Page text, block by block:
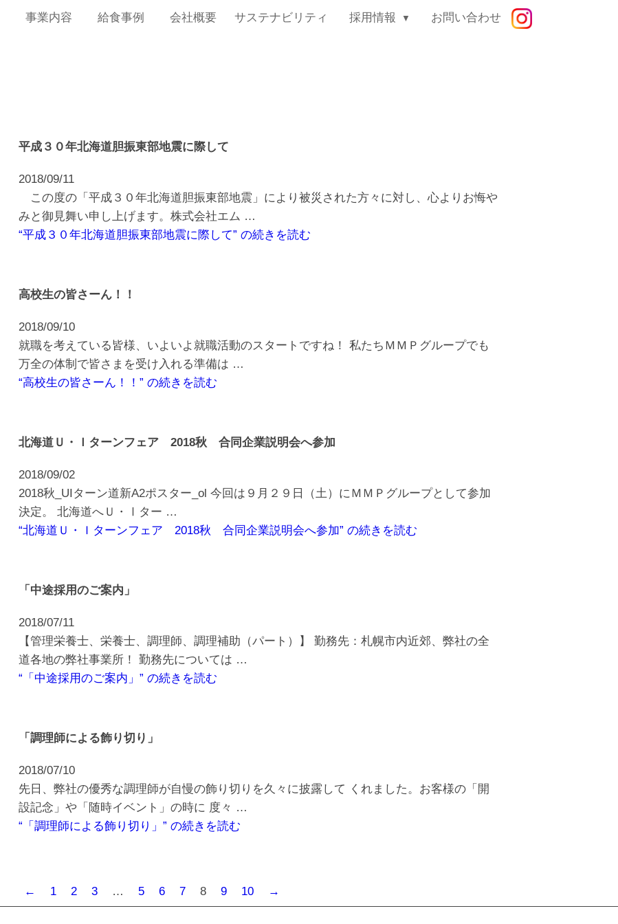
事業内容 給食事例 会社概要 サステナビリティ 採用情報 お問い合わせ
平成３０年北海道胆振東部地震に際して
2018/09/11
この度の「平成３０年北海道胆振東部地震」により被災された方々に対し、心よりお悔や
みと御見舞い申し上げます。株式会社エム …
“平成３０年北海道胆振東部地震に際して” の続きを読む
高校生の皆さーん！！
2018/09/10
就職を考えている皆様、いよいよ就職活動のスタートですね！ 私たちＭＭＰグループでも
万全の体制で皆さまを受け入れる準備は …
“高校生の皆さーん！！” の続きを読む
北海道Ｕ・Ｉターンフェア 2018秋 合同企業説明会へ参加
2018/09/02
2018秋_UIターン道新A2ポスター_ol 今回は９月２９日（土）にＭＭＰグループとして参加
決定。 北海道へＵ・Ⅰター …
“北海道Ｕ・Ｉターンフェア 2018秋 合同企業説明会へ参加” の続きを読む
「中途採用のご案内」
2018/07/11
【管理栄養士、栄養士、調理師、調理補助（パート）】 勤務先：札幌市内近郊、弊社の全
道各地の弊社事業所！ 勤務先については …
“「中途採用のご案内」” の続きを読む
「調理師による飾り切り」
2018/07/10
先日、弊社の優秀な調理師が自慢の飾り切りを久々に披露して くれました。お客様の「開
設記念」や「随時イベント」の時に 度々 …
“「調理師による飾り切り」” の続きを読む
← 1 2 3 … 5 6 7 8 9 10 →